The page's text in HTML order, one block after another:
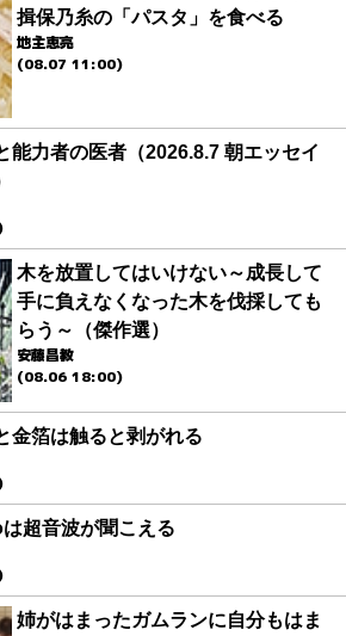
揖保乃糸の「パスタ」を食べる
地主恵亮
(08.07 11:00)
能力者の医者（2026.8.7 朝エッセイ
木を放置してはいけない～成長して
手に負えなくなった木を伐採しても
らう～（傑作選）
安藤昌教
(08.06 18:00)
金箔は触ると剥がれる
超音波が聞こえる
姉がはまったガムランに自分もはま